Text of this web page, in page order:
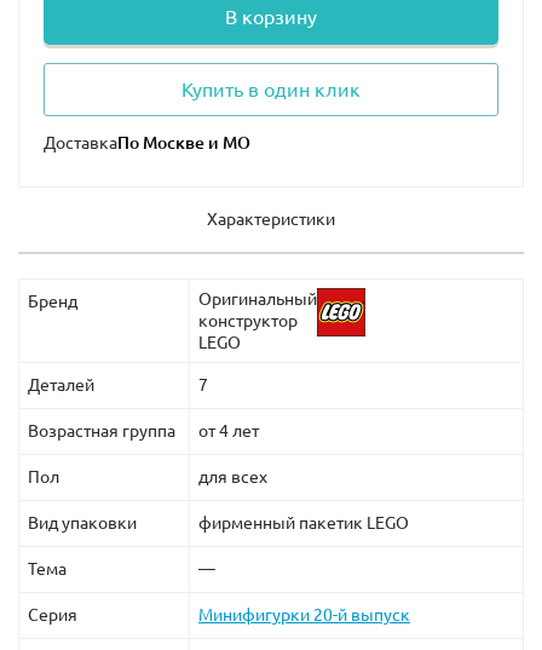
В корзину
Купить в один клик
Доставка
Характеристики
Бренд
Оригинальный
конструктор
LEGO
Деталей 7
Возрастная группа от 4 лет
Пол для всех
Вид упаковки фирменный пакетик LEGO
Тема —
Серия Минифигурки 20-й выпуск